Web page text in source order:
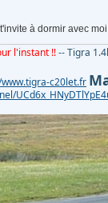
à dormir avec
l'instant !!-- Tigra
c20let.fr